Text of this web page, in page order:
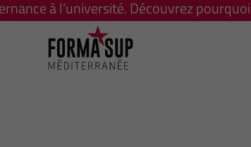
à l’université. Découvrez